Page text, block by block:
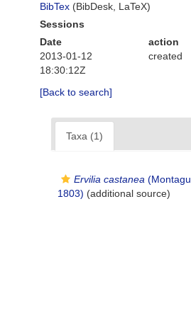
BibTex (BibDesk, LaTeX)
Sessions
Date
action
2013-01-12
18:30:12Z
created
[Back to search]
Taxa (1)
Ervilia castanea (Montagu,
1803) (additional source)